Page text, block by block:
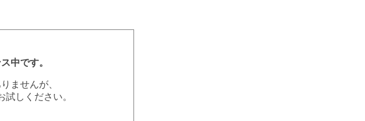
中です。
ませんが、
試しください。